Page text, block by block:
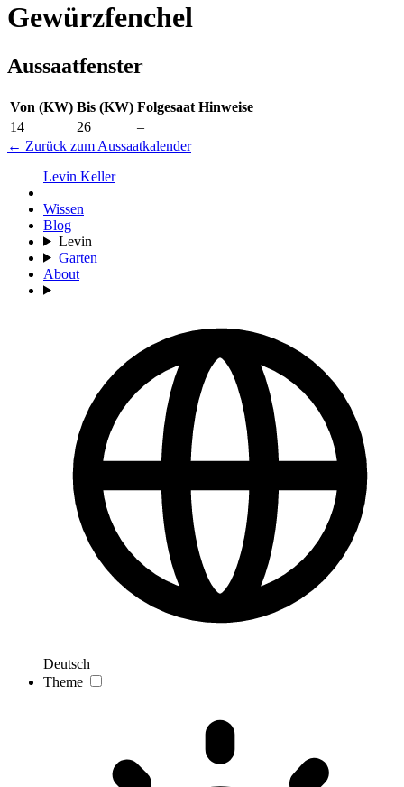
Gewürzfenchel
Aussaatfenster
Von (KW) Bis (KW) Folgesaat Hinweise
14
26
–
← Zurück zum Aussaatkalender
Levin Keller
Wissen
Blog
Levin
Garten
About
Deutsch
Theme